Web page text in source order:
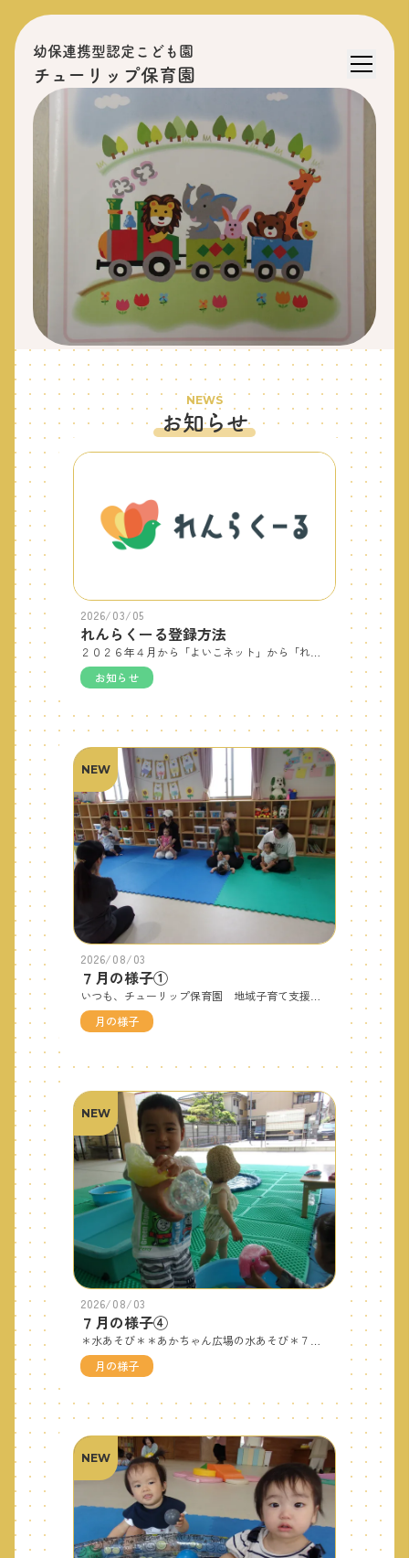
幼保連携型認定こども園
チューリップ保育園
NEWS
お知らせ
2026/03/05
れんらくーる登録方法
お知らせ
NEW
2026/08/03
７月の様子①
月の様子
NEW
2026/08/03
７月の様子④
月の様子
NEW